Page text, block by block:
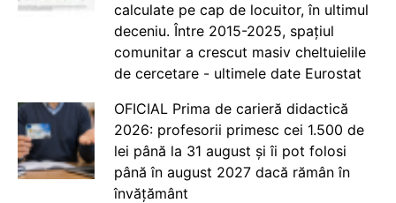
calculate pe cap de locuitor, în ultimul
deceniu. Între 2015-2025, spațiul
comunitar a crescut masiv cheltuielile
de cercetare - ultimele date Eurostat
OFICIAL Prima de carieră didactică
2026: profesorii primesc cei 1.500 de
lei până la 31 august și îi pot folosi
până în august 2027 dacă rămân în
învățământ